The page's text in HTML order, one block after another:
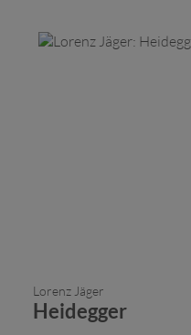
Lorenz Jäger
Heidegger